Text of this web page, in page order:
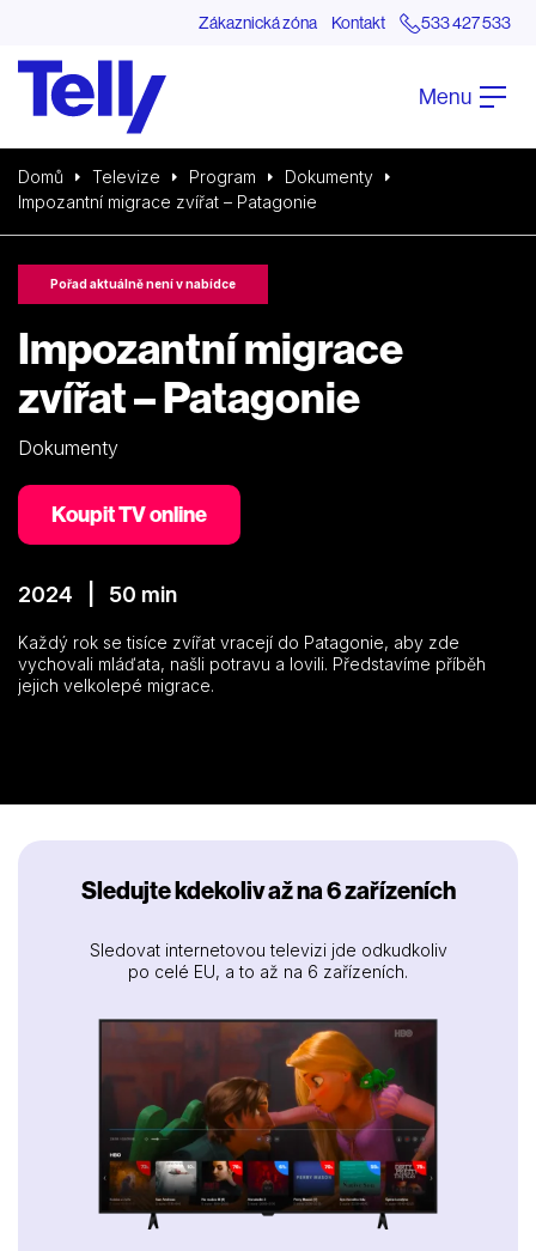
Zákaznická zóna Kontakt 533 427 533
Menu
Domů Televize Program
Dokumenty
Impozantní migrace zvířat – Patagonie
Pořad aktuálně není v nabídce
Impozantní migrace
zvířat – Patagonie
Dokumenty
Koupit TV online
2024 | 50 min
Každý rok se tisíce zvířat vracejí do Patagonie, aby zde
vychovali mláďata, našli potravu a lovili. Představíme příběh
jejich velkolepé migrace.
Sledujte kdekoliv až na 6 zařízeních
Sledovat internetovou televizi jde odkudkoliv
po celé EU, a to až na 6 zařízeních.